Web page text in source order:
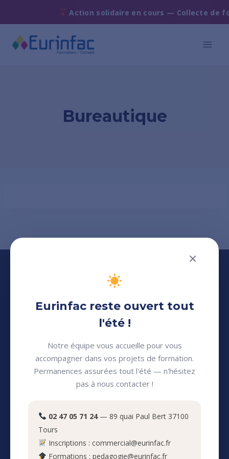
Action solidaire en cours — Collecte de
Bureautique
continue professionnelle
pour adultes
Eurinfac
Nos clients
✕
Eurinfac reste ouvert tout
l'été !
Notre équipe vous accueille pour vous
accompagner dans vos projets de formation.
Permanences assurées tout l'été — n'hésitez
pas à nous contacter !
02 47 05 71 24— 89 quai Paul Bert 37100
Tours
Inscriptions : commercial@eurinfac.fr
Formations : pedagogie@eurinfac.fr